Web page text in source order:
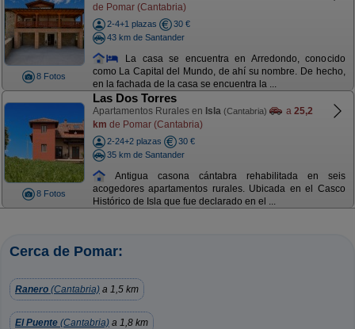
8 Fotos
de Pomar (Cantabria)
2-4+1 plazas
30 €
43 km de Santander
La casa se encuentra en Arredondo, conocido
como La Capital del Mundo, de ahí su nombre. De hecho,
en la fachada de la casa se encuentra la ...
8 Fotos
Las Dos Torres
Apartamentos Rurales en Isla (Cantabria) a 25,2
km de Pomar (Cantabria)
2-24+2 plazas
30 €
35 km de Santander
Antigua casona cántabra rehabilitada en seis
acogedores apartamentos rurales. Ubicada en el Casco
Histórico de Isla que fue declarado en el ...
Cerca de Pomar:
Ranero (Cantabria) a 1,5 km
El Puente (Cantabria) a 1,8 km